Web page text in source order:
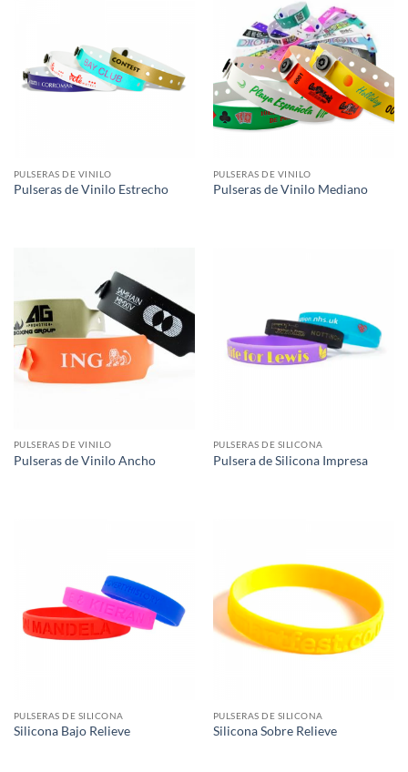
PULSERAS DE VINILO
Pulseras de Vinilo Estrecho
PULSERAS DE VINILO
Pulseras de Vinilo Mediano
PULSERAS DE VINILO
Pulseras de Vinilo Ancho
PULSERAS DE SILICONA
Pulsera de Silicona Impresa
PULSERAS DE SILICONA
Silicona Bajo Relieve
PULSERAS DE SILICONA
Silicona Sobre Relieve